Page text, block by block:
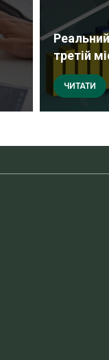
третій
ЧИТАТИ